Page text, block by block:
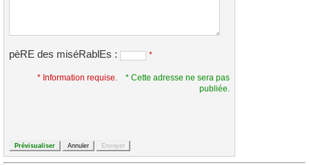
pèRE des miséRablEs : *
* Information requise.
* Cette adresse ne sera pas
publiée.